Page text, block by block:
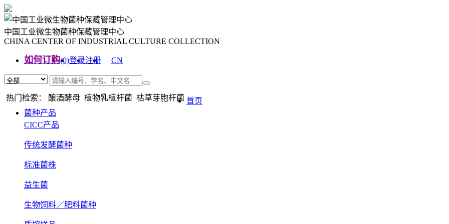
中国工业微生物菌种保藏管理中心
CHINA CENTER OF INDUSTRIAL CULTURE COLLECTION
如何订购(0)登录注册
CN
热门检索： 酿酒酵母 植物乳植杆菌 枯草芽胞杆菌 首页
菌种产品
CICC产品
传统发酵菌种
标准菌株
益生菌
生物饲料／肥料菌种